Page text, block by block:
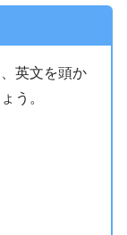
英文を頭か
う。